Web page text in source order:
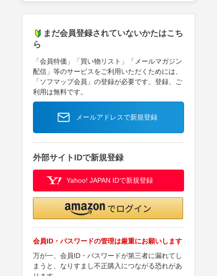
まだ会員登録されていないかたはこち
ら
「会員特価」「買い物リスト」「メールマガジン
配信」等のサービスをご利用いただくためには、
「ソフマップ会員」の登録が必要です。登録、ご
利用は無料です。
メールアドレスで新規登録
外部サイトIDで新規登録
Yahoo! JAPAN IDで新規登録
会員ID・パスワードの管理は厳重にお願いします
万が一、会員ID・パスワードが第三者に漏れてし
まうと、なりすまし不正購入につながる恐れがあ